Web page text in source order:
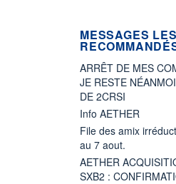
MESSAGES
ARRÊT DE MES
JE RESTE
DE 2CRSI
Info AETHER
File des amix
au 7 aout.
AETHER
SXB2 :